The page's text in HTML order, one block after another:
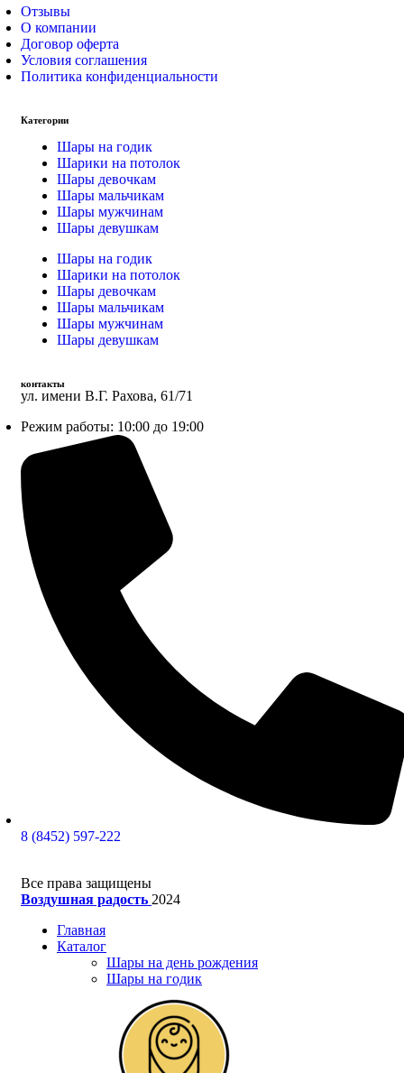
Отзывы
О компании
Договор оферта
Условия соглашения
Политика конфиденциальности
Категории
Шары на годик
Шарики на потолок
Шары девочкам
Шары мальчикам
Шары мужчинам
Шары девушкам
Шары на годик
Шарики на потолок
Шары девочкам
Шары мальчикам
Шары мужчинам
Шары девушкам
контакты
ул. имени В.Г. Рахова, 61/71
Режим работы: 10:00 до 19:00
8 (8452) 597-222
Все права защищены
Воздушная радость 2024
Главная
Каталог
Шары на день рождения
Шары на годик